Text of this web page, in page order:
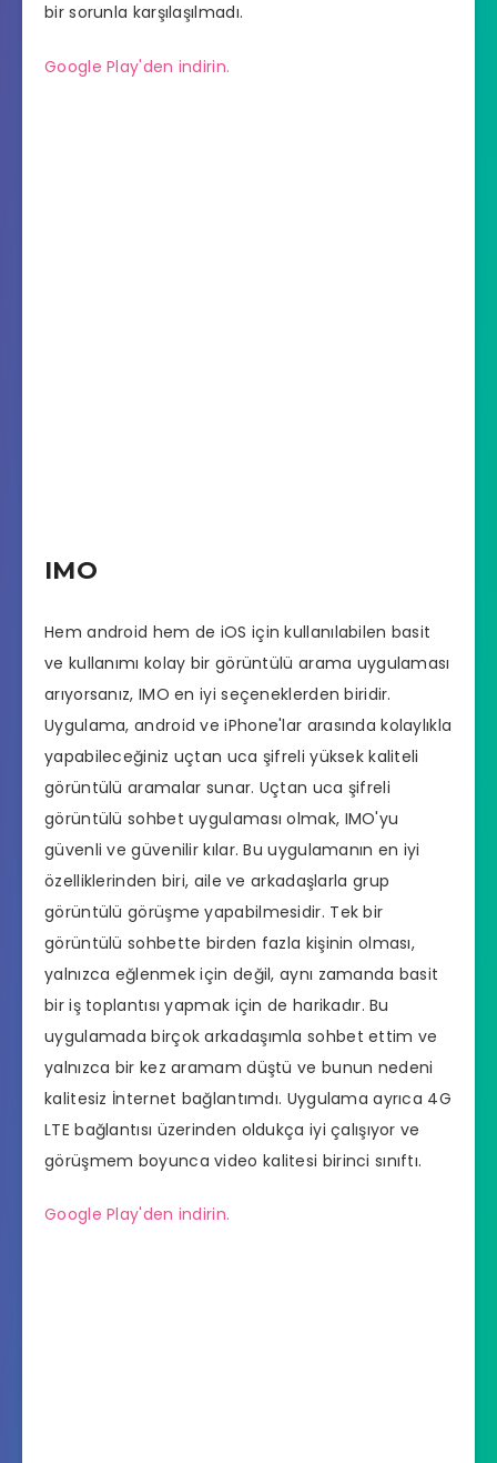
bir sorunla karşılaşılmadı.
Google Play'den indirin.
IMO
Hem android hem de iOS için kullanılabilen basit
ve kullanımı kolay bir görüntülü arama uygulaması
arıyorsanız, IMO en iyi seçeneklerden biridir.
Uygulama, android ve iPhone'lar arasında kolaylıkla
yapabileceğiniz uçtan uca şifreli yüksek kaliteli
görüntülü aramalar sunar. Uçtan uca şifreli
görüntülü sohbet uygulaması olmak, IMO'yu
güvenli ve güvenilir kılar. Bu uygulamanın en iyi
özelliklerinden biri, aile ve arkadaşlarla grup
görüntülü görüşme yapabilmesidir. Tek bir
görüntülü sohbette birden fazla kişinin olması,
yalnızca eğlenmek için değil, aynı zamanda basit
bir iş toplantısı yapmak için de harikadır. Bu
uygulamada birçok arkadaşımla sohbet ettim ve
yalnızca bir kez aramam düştü ve bunun nedeni
kalitesiz İnternet bağlantımdı. Uygulama ayrıca 4G
LTE bağlantısı üzerinden oldukça iyi çalışıyor ve
görüşmem boyunca video kalitesi birinci sınıftı.
Google Play'den indirin.